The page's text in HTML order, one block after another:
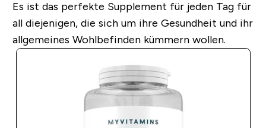
Es ist das perfekte Supplement für jeden Tag für
all diejenigen, die sich um ihre Gesundheit und ihr
allgemeines Wohlbefinden kümmern wollen.